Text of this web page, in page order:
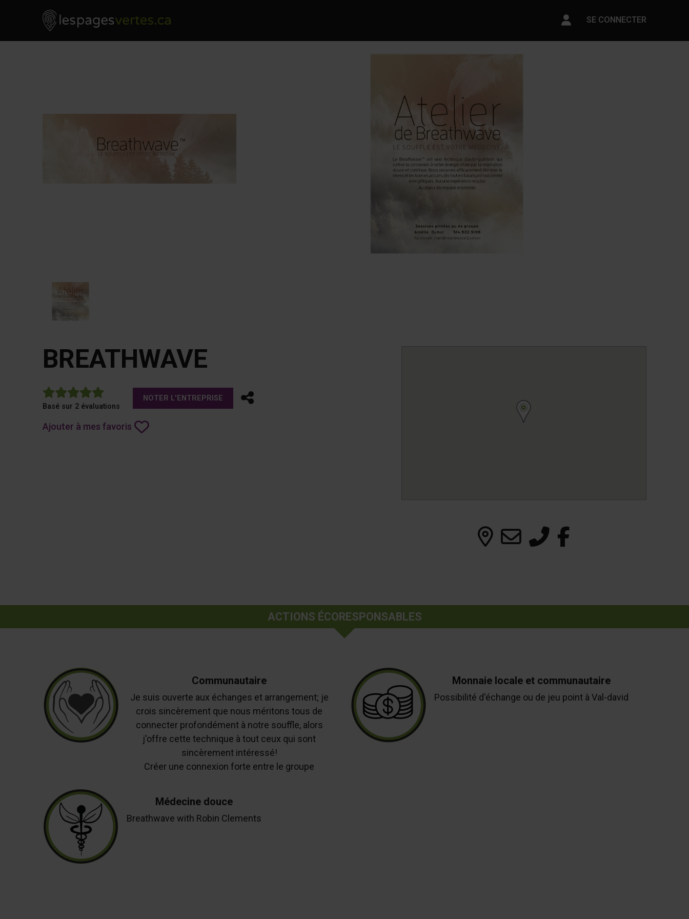
Skip to contentLes Pages Vertes - Go to homepage
Paramètres du compte
SE CONNECTER
BREATHWAVE
5
Basé sur 2 évaluations
NOTER L'ENTREPRISE Partager
Ajouter à mes favoris
ACTIONS ÉCORESPONSABLES
Communautaire
Je suis ouverte aux échanges et arrangement; je
crois sincèrement que nous méritons tous de
connecter profondément à notre souffle, alors
j'offre cette technique à tout ceux qui sont
sincèrement intéressé!
Créer une connexion forte entre le groupe
Monnaie locale et communautaire
Possibilité d'échange ou de jeu point à Val-david
Médecine douce
Breathwave with Robin Clements